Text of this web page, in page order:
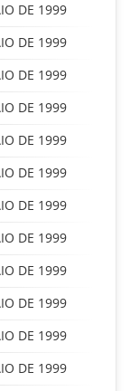
DE 1999
DE 1999
DE 1999
DE 1999
DE 1999
DE 1999
DE 1999
DE 1999
DE 1999
DE 1999
DE 1999
DE 1999